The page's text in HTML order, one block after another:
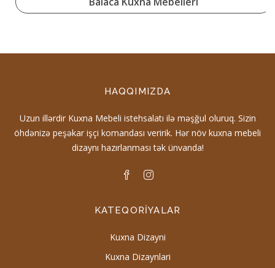
HAQQIMIZDA
Uzun illərdir Kuxna Mebeli istehsalatı ilə məşğul oluruq. Sizin
öhdənizə peşəkar işçi komandası veririk. Hər növ kuxna mebeli
dizaynı hazırlanması tək ünvanda!
KATEQORIYALAR
Kuxna Dizayni
Kuxna Dizaynlari